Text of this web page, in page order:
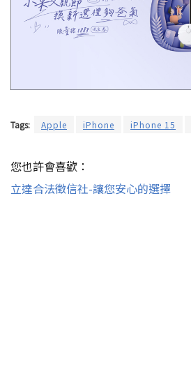
Tags: Apple iPhone iPhone 15
您也許會喜歡：
立達合法徵信社-讓您安心的選擇